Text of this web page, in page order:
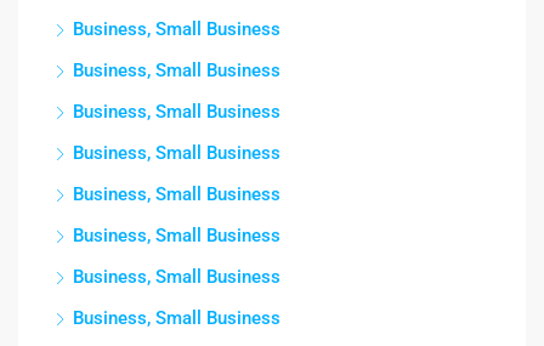
Business, Small Business
Business, Small Business
Business, Small Business
Business, Small Business
Business, Small Business
Business, Small Business
Business, Small Business
Business, Small Business